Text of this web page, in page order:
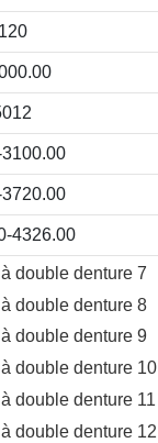
4326.00